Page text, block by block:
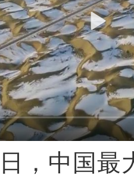
中国最
新疆喀什市迎来